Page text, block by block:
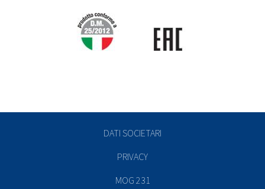
DATI SOCIETARI
PRIVACY
MOG 231